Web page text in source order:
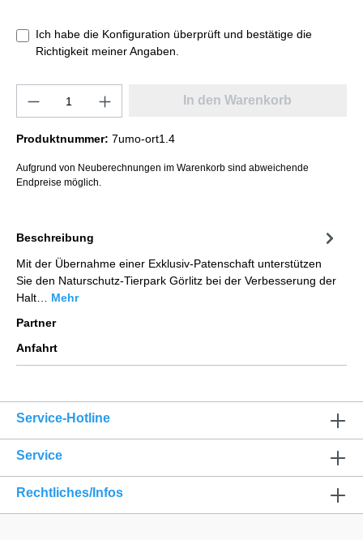
Ich habe die Konfiguration überprüft und bestätige die
Richtigkeit meiner Angaben.
In den Warenkorb
Produktnummer: 7umo-ort1.4
Aufgrund von Neuberechnungen im Warenkorb sind abweichende
Endpreise möglich.
Beschreibung
Mit der Übernahme einer Exklusiv-Patenschaft unterstützen
Sie den Naturschutz-Tierpark Görlitz bei der Verbesserung der
Halt… Mehr
Partner
Anfahrt
Service-Hotline
Service
Rechtliches/Infos